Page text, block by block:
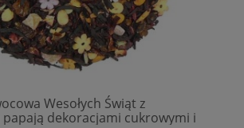
Wesołych Świąt z
dekoracjami cukrowymi i